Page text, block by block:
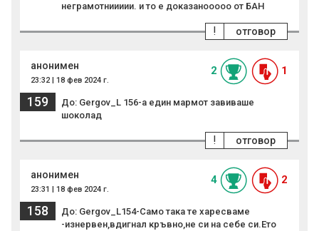
неграмотниииии. и то е доказанооооо от БАН
отговор
!
анонимен
23:32 | 18 фев 2024 г.
2 1
159
До: Gergov_L 156-а един мармот завиваше
шоколад
отговор
!
анонимен
23:31 | 18 фев 2024 г.
4 2
158
До: Gergov_L154-Само така те харесваме
-изнервен,вдигнал кръвно,не си на себе си.Ето